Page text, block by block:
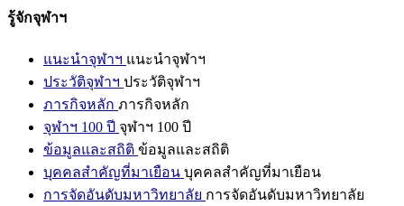
รู้จักจุฬาฯ
แนะนำจุฬาฯ แนะนำจุฬาฯ
ประวัติจุฬาฯ ประวัติจุฬาฯ
ภารกิจหลัก ภารกิจหลัก
จุฬาฯ 100 ปี จุฬาฯ 100 ปี
ข้อมูลและสถิติ ข้อมูลและสถิติ
บุคคลสำคัญที่มาเยือน บุคคลสำคัญที่มาเยือน
การจัดอันดับมหาวิทยาลัย การจัดอันดับมหาวิทยาลัย